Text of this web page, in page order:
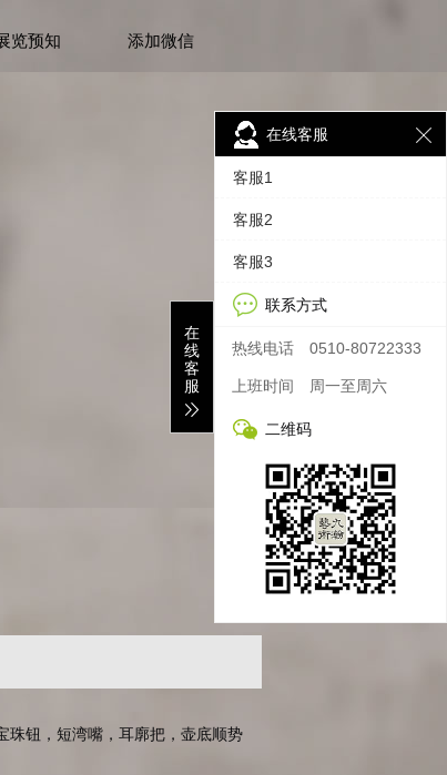
览预知 添加微信
珠钮，短湾嘴，耳廓把，壶底顺势
在线客服
客服1
客服2
客服3
联系方式
热线电话 0510-80722333
上班时间 周一至周六
二维码
在
线
客
服